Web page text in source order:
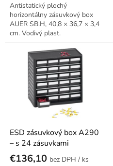
Antistatický plochý
horizontálny zásuvkový box
AUER SB.H, 40,8 × 36,7 × 3,4
cm. Vodivý plast.
ESD zásuvkový box A290
– s 24 zásuvkami
€136,10
/ ks